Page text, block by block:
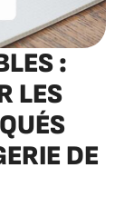
:
LES
DE